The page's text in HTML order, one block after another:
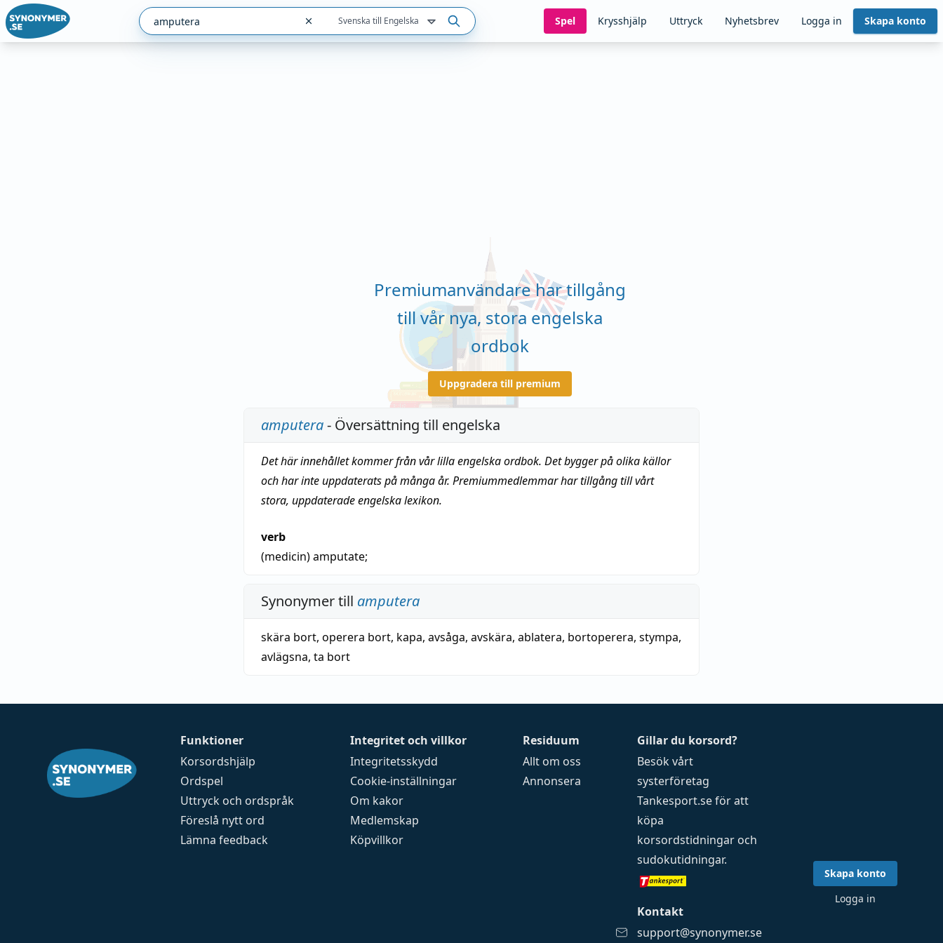
Svenska till Engelska Spel Krysshjälp Uttryck Nyhetsbrev Logga in Skapa konto
Premiumanvändare har tillgång
till vår nya, stora engelska
ordbok
Uppgradera till premium
amputera- Översättning till engelska
Det här innehållet kommer från vår lilla engelska ordbok. Det bygger på olika källor
och har inte uppdaterats på många år. Premiummedlemmar har tillgång till vårt
stora, uppdaterade engelska lexikon.
verb
(medicin)amputate;
Synonymer till amputera
skära bort, operera bort, kapa, avsåga, avskära, ablatera, bortoperera, stympa,
avlägsna, ta bort
Funktioner
Korsordshjälp
Ordspel
Uttryck och ordspråk
Föreslå nytt ord
Lämna feedback
Integritet och villkor
Integritetsskydd
Cookie-inställningar
Om kakor
Medlemskap
Köpvillkor
Residuum
Allt om oss
Annonsera
Gillar du korsord?
Besök vårt
systerföretag
Tankesport.seför att
köpa
korsordstidningar och
sudokutidningar.
Kontakt
support@synonymer.se
Skapa konto
Logga in